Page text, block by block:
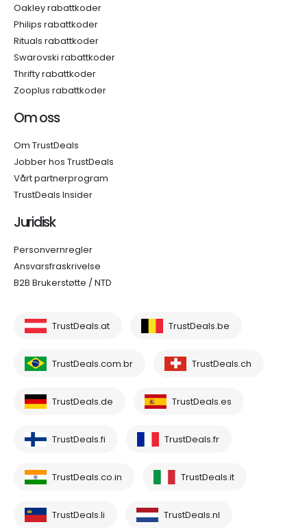
Oakley rabattkoder
Philips rabattkoder
Rituals rabattkoder
Swarovski rabattkoder
Thrifty rabattkoder
Zooplus rabattkoder
Om oss
Om TrustDeals
Jobber hos TrustDeals
Vårt partnerprogram
TrustDeals Insider
Juridisk
Personvernregler
Ansvarsfraskrivelse
B2B Brukerstøtte / NTD
TrustDeals.at TrustDeals.be
TrustDeals.com.br TrustDeals.ch
TrustDeals.de TrustDeals.es
TrustDeals.fi TrustDeals.fr
TrustDeals.co.in TrustDeals.it
TrustDeals.li TrustDeals.nl